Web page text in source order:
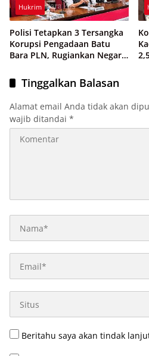
Hukrim
Polisi Tetapkan 3 Tersangka
Korupsi Pengadaan Batu
Bara PLN, Rugiankan Negara
Tinggalkan Balasan
Alamat email Anda tidak akan
wajib ditandai *
Beritahu saya akan tindak